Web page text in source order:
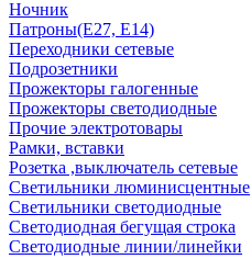
Ночник
Патроны(Е27, Е14)
Переходники сетевые
Подрозетники
Прожекторы галогенные
Прожекторы светодиодные
Прочие электротовары
Рамки, вставки
Розетка ,выключатель сетевые
Светильники люминисцентные
Светильники светодиодные
Светодиодная бегущая строка
Светодиодные линии/линейки